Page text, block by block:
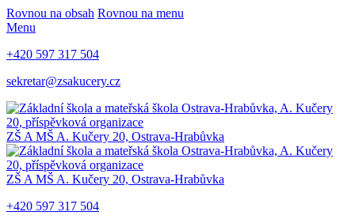
Rovnou na obsah Rovnou na menu
Menu
+420 597 317 504
sekretar@zsakucery.cz
ZŠ A MŠ A. Kučery 20, Ostrava-Hrabůvka
ZŠ A MŠ A. Kučery 20, Ostrava-Hrabůvka
+420 597 317 504